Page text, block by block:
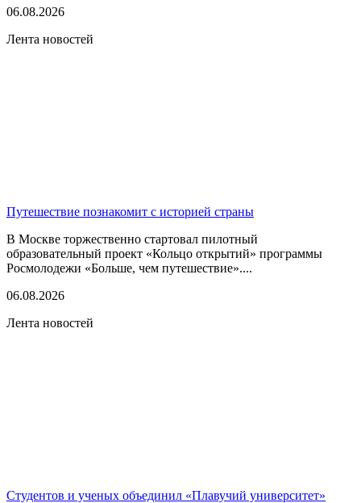
06.08.2026
Лента новостей
Путешествие познакомит с историей страны
В Москве торжественно стартовал пилотный
образовательный проект «Кольцо открытий» программы
Росмолодежи «Больше, чем путешествие»....
06.08.2026
Лента новостей
Студентов и ученых объединил «Плавучий университет»